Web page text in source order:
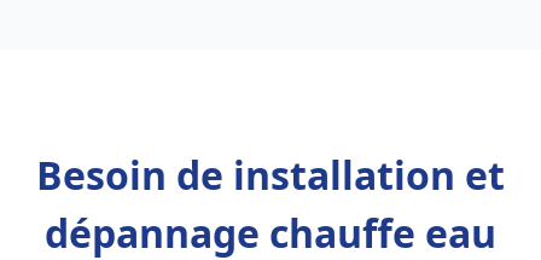
Besoin de installation et
dépannage chauffe eau